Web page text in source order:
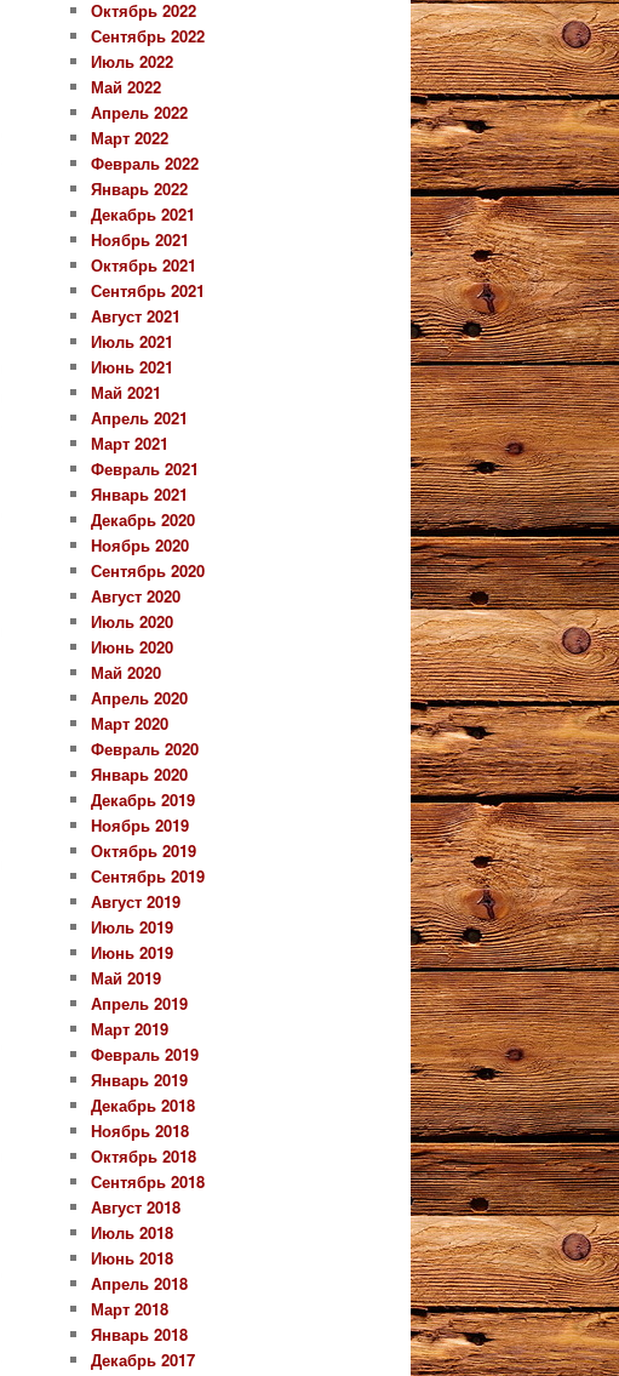
Октябрь 2022
Сентябрь 2022
Июль 2022
Май 2022
Апрель 2022
Март 2022
Февраль 2022
Январь 2022
Декабрь 2021
Ноябрь 2021
Октябрь 2021
Сентябрь 2021
Август 2021
Июль 2021
Июнь 2021
Май 2021
Апрель 2021
Март 2021
Февраль 2021
Январь 2021
Декабрь 2020
Ноябрь 2020
Сентябрь 2020
Август 2020
Июль 2020
Июнь 2020
Май 2020
Апрель 2020
Март 2020
Февраль 2020
Январь 2020
Декабрь 2019
Ноябрь 2019
Октябрь 2019
Сентябрь 2019
Август 2019
Июль 2019
Июнь 2019
Май 2019
Апрель 2019
Март 2019
Февраль 2019
Январь 2019
Декабрь 2018
Ноябрь 2018
Октябрь 2018
Сентябрь 2018
Август 2018
Июль 2018
Июнь 2018
Апрель 2018
Март 2018
Январь 2018
Декабрь 2017